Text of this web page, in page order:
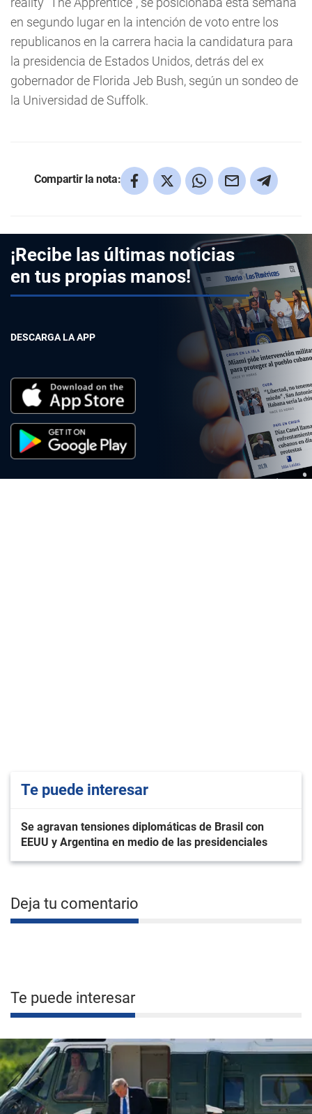
en segundo lugar en la intención de voto entre los
republicanos en la carrera hacia la candidatura para
la presidencia de Estados Unidos, detrás del ex
gobernador de Florida Jeb Bush, según un sondeo de
la Universidad de Suffolk.
Compartir la nota:
¡Recibe las últimas noticias
en tus propias manos!
DESCARGA LA APP
Te puede interesar
Se agravan tensiones diplomáticas de Brasil con
EEUU y Argentina en medio de las presidenciales
Deja tu comentario
Te puede interesar